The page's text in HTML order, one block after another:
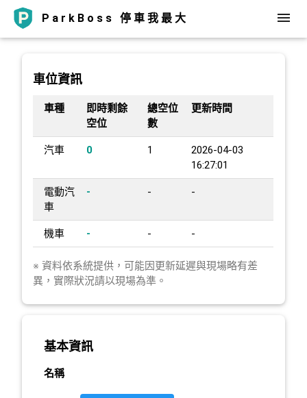
ParkBoss 停車我最大
車位資訊
車種
即時剩餘
空位
總空位
數
更新時間
汽車 0 1
2026-04-03
16:27:01
電動汽
車
- - -
機車 - - -
※ 資料依系統提供，可能因更新延遲與現場略有差
異，實際狀況請以現場為準。
基本資訊
名稱